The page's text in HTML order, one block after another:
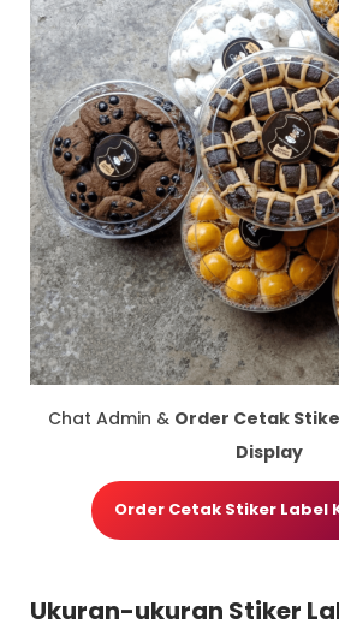
Chat Admin & Order Cetak
Display
Order Cetak Stiker Label
Ukuran-ukuran Stiker